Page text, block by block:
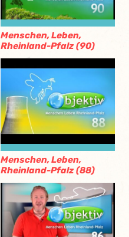
Menschen, Leben,
Rheinland-Pfalz (90)
Menschen, Leben,
Rheinland-Pfalz (88)